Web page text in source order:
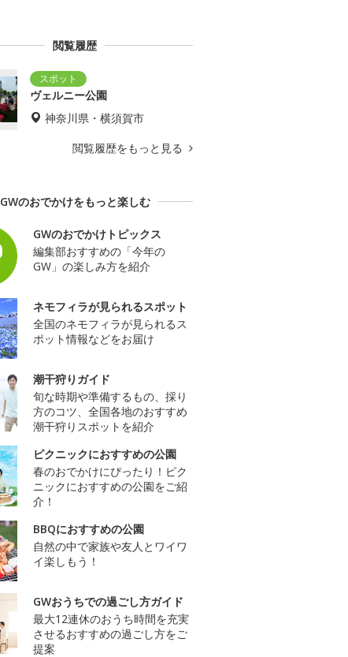
閲覧履歴
ヴェルニー公園
神奈川県・横須賀市
閲覧履歴をもっと見る
GWのおでかけをもっと楽しむ
GWのおでかけトピックス
編集部おすすめの「今年の
GW」の楽しみ方を紹介
ネモフィラが見られるスポット
全国のネモフィラが見られるス
ポット情報などをお届け
潮干狩りガイド
旬な時期や準備するもの、採り
方のコツ、全国各地のおすすめ
潮干狩りスポットを紹介
ピクニックにおすすめの公園
春のおでかけにぴったり！ピク
ニックにおすすめの公園をご紹
介！
BBQにおすすめの公園
自然の中で家族や友人とワイワ
イ楽しもう！
GWおうちでの過ごし方ガイド
最大12連休のおうち時間を充実
させるおすすめの過ごし方をご
提案